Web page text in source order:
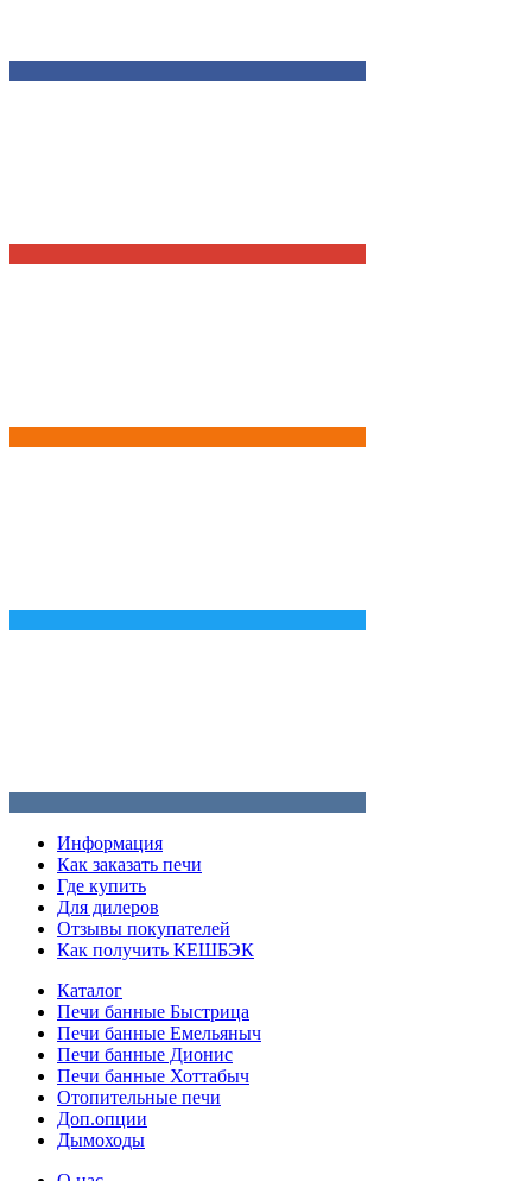
Информация
Как заказать печи
Где купить
Для дилеров
Отзывы покупателей
Как получить КЕШБЭК
Каталог
Печи банные Быстрица
Печи банные Емельяныч
Печи банные Дионис
Печи банные Хоттабыч
Отопительные печи
Доп.опции
Дымоходы